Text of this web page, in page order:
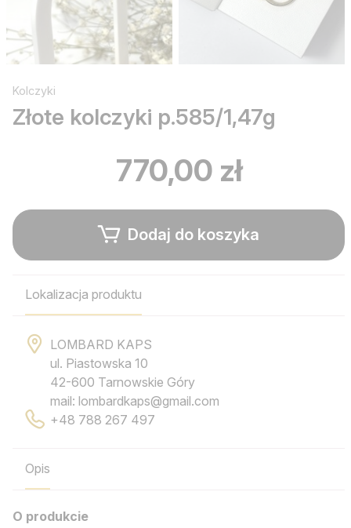
Kolczyki
Złote kolczyki p.585/1,47g
770,00 zł
Dodaj do koszyka
Lokalizacja produktu
LOMBARD KAPS
ul. Piastowska 10
42-600 Tarnowskie Góry
mail: lombardkaps@gmail.com
+48 788 267 497
Opis
O produkcie